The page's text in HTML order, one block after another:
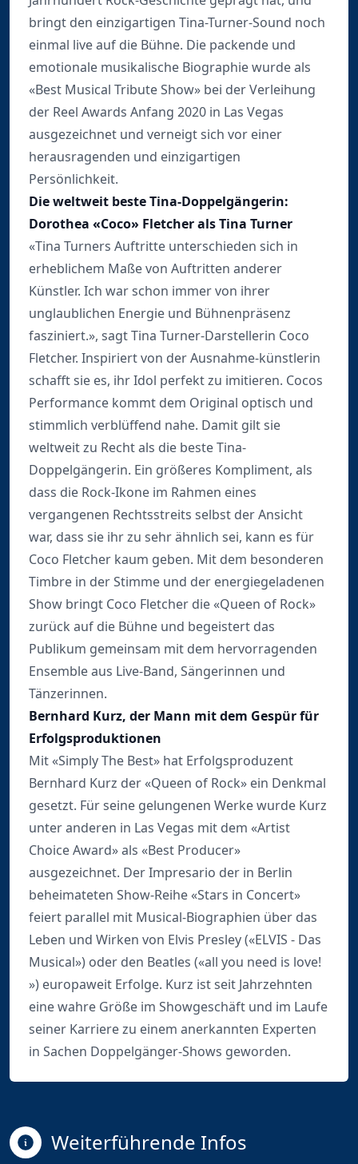
bringt den einzigartigen Tina-Turner-Sound noch
einmal live auf die Bühne. Die packende und
emotionale musikalische Biographie wurde als
«Best Musical Tribute Show» bei der Verleihung
der Reel Awards Anfang 2020 in Las Vegas
ausgezeichnet und verneigt sich vor einer
herausragenden und einzigartigen
Persönlichkeit.
Die weltweit beste Tina-Doppelgängerin:
Dorothea «Coco» Fletcher als Tina Turner
«Tina Turners Auftritte unterschieden sich in
erheblichem Maße von Auftritten anderer
Künstler. Ich war schon immer von ihrer
unglaublichen Energie und Bühnenpräsenz
fasziniert.», sagt Tina Turner-Darstellerin Coco
Fletcher. Inspiriert von der Ausnahme-künstlerin
schafft sie es, ihr Idol perfekt zu imitieren. Cocos
Performance kommt dem Original optisch und
stimmlich verblüffend nahe. Damit gilt sie
weltweit zu Recht als die beste Tina-
Doppelgängerin. Ein größeres Kompliment, als
dass die Rock-Ikone im Rahmen eines
vergangenen Rechtsstreits selbst der Ansicht
war, dass sie ihr zu sehr ähnlich sei, kann es für
Coco Fletcher kaum geben. Mit dem besonderen
Timbre in der Stimme und der energiegeladenen
Show bringt Coco Fletcher die «Queen of Rock»
zurück auf die Bühne und begeistert das
Publikum gemeinsam mit dem hervorragenden
Ensemble aus Live-Band, Sängerinnen und
Tänzerinnen.
Bernhard Kurz, der Mann mit dem Gespür für
Erfolgsproduktionen
Mit «Simply The Best» hat Erfolgsproduzent
Bernhard Kurz der «Queen of Rock» ein Denkmal
gesetzt. Für seine gelungenen Werke wurde Kurz
unter anderen in Las Vegas mit dem «Artist
Choice Award» als «Best Producer»
ausgezeichnet. Der Impresario der in Berlin
beheimateten Show-Reihe «Stars in Concert»
feiert parallel mit Musical-Biographien über das
Leben und Wirken von Elvis Presley («ELVIS - Das
Musical») oder den Beatles («all you need is love!
») europaweit Erfolge. Kurz ist seit Jahrzehnten
eine wahre Größe im Showgeschäft und im Laufe
seiner Karriere zu einem anerkannten Experten
in Sachen Doppelgänger-Shows geworden.
Weiterführende Infos